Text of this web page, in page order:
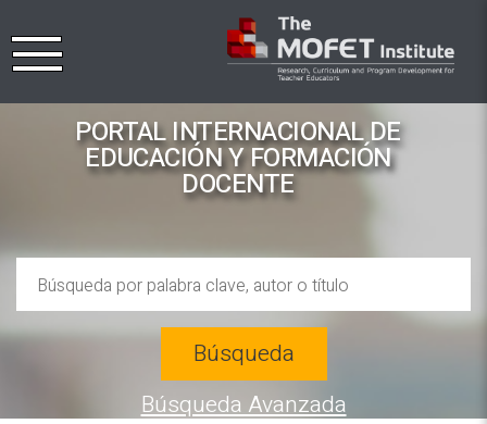
PORTAL INTERNACIONAL DE
EDUCACIÓN Y FORMACIÓN
DOCENTE
Búsqueda
Búsqueda Avanzada